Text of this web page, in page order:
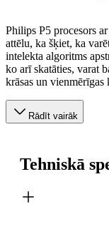
Philips P5 procesors
attēlu, ka šķiet, ka
intelekta algoritms
ko arī skatāties, varat
krāsas un vienmērīgas
Rādīt vairāk
Tehniskā